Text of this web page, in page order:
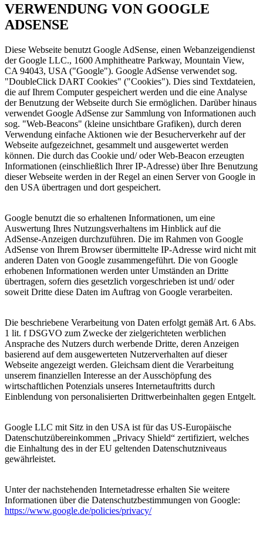
VERWENDUNG VON GOOGLE
ADSENSE
Diese Webseite benutzt Google AdSense, einen Webanzeigendienst
der Google LLC., 1600 Amphitheatre Parkway, Mountain View,
CA 94043, USA ("Google"). Google AdSense verwendet sog.
"DoubleClick DART Cookies" ("Cookies"). Dies sind Textdateien,
die auf Ihrem Computer gespeichert werden und die eine Analyse
der Benutzung der Webseite durch Sie ermöglichen. Darüber hinaus
verwendet Google AdSense zur Sammlung von Informationen auch
sog. "Web-Beacons" (kleine unsichtbare Grafiken), durch deren
Verwendung einfache Aktionen wie der Besucherverkehr auf der
Webseite aufgezeichnet, gesammelt und ausgewertet werden
können. Die durch das Cookie und/ oder Web-Beacon erzeugten
Informationen (einschließlich Ihrer IP-Adresse) über Ihre Benutzung
dieser Webseite werden in der Regel an einen Server von Google in
den USA übertragen und dort gespeichert.
Google benutzt die so erhaltenen Informationen, um eine
Auswertung Ihres Nutzungsverhaltens im Hinblick auf die
AdSense-Anzeigen durchzuführen. Die im Rahmen von Google
AdSense von Ihrem Browser übermittelte IP-Adresse wird nicht mit
anderen Daten von Google zusammengeführt. Die von Google
erhobenen Informationen werden unter Umständen an Dritte
übertragen, sofern dies gesetzlich vorgeschrieben ist und/ oder
soweit Dritte diese Daten im Auftrag von Google verarbeiten.
Die beschriebene Verarbeitung von Daten erfolgt gemäß Art. 6 Abs.
1 lit. f DSGVO zum Zwecke der zielgerichteten werblichen
Ansprache des Nutzers durch werbende Dritte, deren Anzeigen
basierend auf dem ausgewerteten Nutzerverhalten auf dieser
Webseite angezeigt werden. Gleichsam dient die Verarbeitung
unserem finanziellen Interesse an der Ausschöpfung des
wirtschaftlichen Potenzials unseres Internetauftritts durch
Einblendung von personalisierten Drittwerbeinhalten gegen Entgelt.
Google LLC mit Sitz in den USA ist für das US-Europäische
Datenschutzübereinkommen „Privacy Shield“ zertifiziert, welches
die Einhaltung des in der EU geltenden Datenschutzniveaus
gewährleistet.
Unter der nachstehenden Internetadresse erhalten Sie weitere
Informationen über die Datenschutzbestimmungen von Google:
https://www.google.de/policies/privacy/